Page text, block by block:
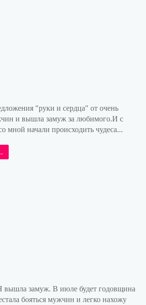
"руки и сердца" от очень
и вышла замуж за любимого.И с
мной начали происходить чудеса...
вышла замуж. В июле будет годовщина
бояться мужчин и легко нахожу